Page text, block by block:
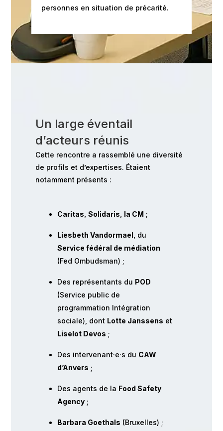
personnes en situation de précarité.
Un large éventail
d’acteurs réunis
Cette rencontre a rassemblé une diversité
de profils et d’expertises. Étaient
notamment présents :
Caritas Solidaris la CM ;
Liesbeth Vandormael , du
Service fédéral de médiation
(Fed Ombudsman) ;
Des représentants du POD
(Service public de
programmation Intégration
sociale), dont Lotte Janssens et
Liselot Devos ;
Des intervenant·e·s du CAW
d’Anvers ;
Des agents de la Food Safety
Agency;
Barbara Goethals (Bruxelles) ;